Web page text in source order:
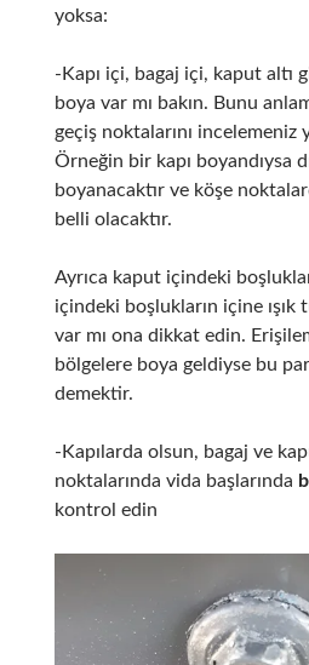
yoksa:
-Kapı içi, bagaj içi, kaput altı
boya var mı bakın. Bunu
geçiş noktalarını incelemeniz
Örneğin bir kapı boyandıysa
boyanacaktır ve köşe
belli olacaktır.
Ayrıca kaput içindeki
içindeki boşlukların içine ışık
var mı ona dikkat edin.
bölgelere boya geldiyse bu
demektir.
-Kapılarda olsun, bagaj ve
noktalarında vida başlarında
kontrol edin